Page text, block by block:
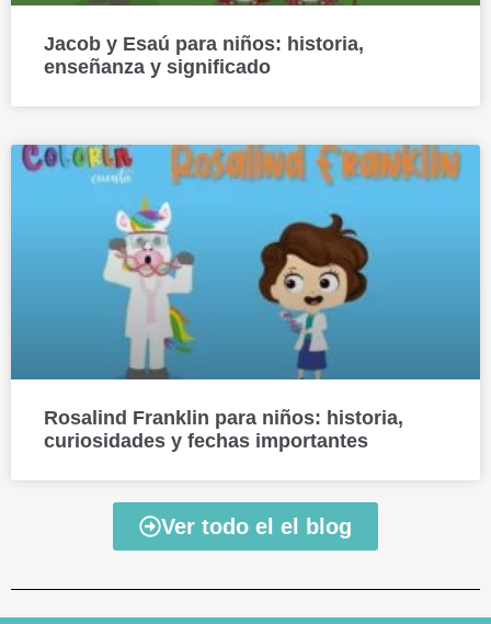
Jacob y Esaú para niños: historia,
enseñanza y significado
Rosalind Franklin para niños: historia,
curiosidades y fechas importantes
Ver todo el el blog